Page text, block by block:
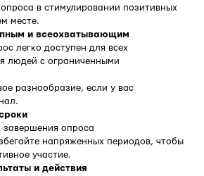
в стимулировании позитивных
месте.
и всеохватывающим
легко доступен для всех
людей с ограниченными
разнообразие, если у вас
опроса
напряженных периодов, чтобы
участие.
и действия